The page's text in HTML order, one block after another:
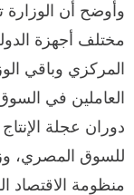
وأوضح أن الوزارة
مختلف أجهزة
المركزي وباقي
العاملين في
دوران عجلة
للسوق المصري،
منظومة الاقتصاد